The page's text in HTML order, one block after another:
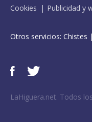
Cookies
Publicidad y
Otros servicios: Chistes |
LaHiguera.net. Todos